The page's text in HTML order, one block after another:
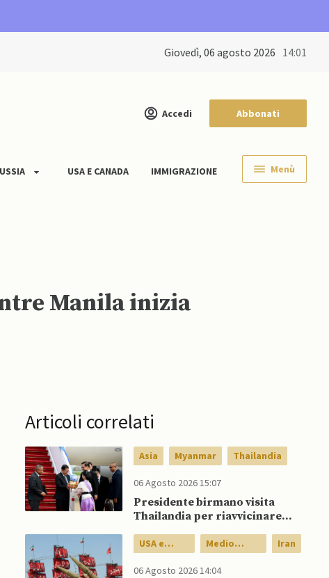
giovedì, 06 agosto 2026 14:01
Accedi Abbonati
USA E CANADA IMMIGRAZIONE Menù
Manila inizia
Articoli correlati
Asia Myanmar Thailandia
06 Agosto 2026 15:07
Presidente birmano visita
Thailandia per riavvicinare
USA e
Canada
Medio
Oriente
Iran
06 Agosto 2026 14:04